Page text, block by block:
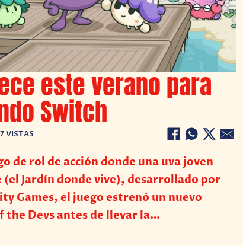
este verano para
Switch
VISTAS
de rol de acción donde una uva joven
Jardín donde vive), desarrollado por
Games, el juego estrenó un nuevo
Devs antes de llevar la…